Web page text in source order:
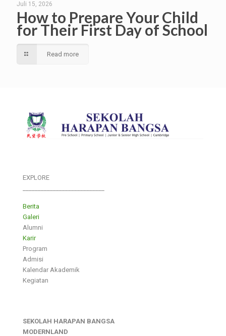
Juli 15, 2026
How to Prepare Your Child
for Their First Day of School
Read more
EXPLORE
Berita
Galeri
Alumni
Karir
Program
Admisi
Kalendar Akademik
Kegiatan
SEKOLAH HARAPAN BANGSA
MODERNLAND